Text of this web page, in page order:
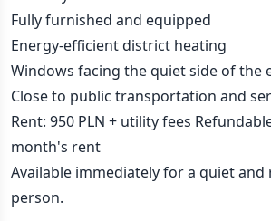
Fully furnished and equipped
Energy-efficient district heating
Windows facing the quiet side of the
Close to public transportation and
Rent: 950 PLN + utility fees
month's rent
Available immediately for a quiet and
person.